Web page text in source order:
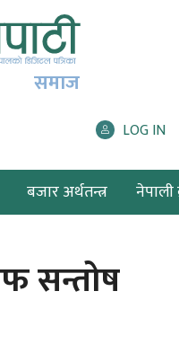
समाज
LOG IN
बजार अर्थतन्त्र नेपाली
सन्तोष